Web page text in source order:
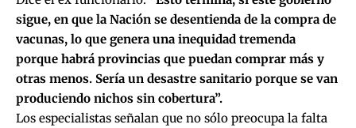
sigue, en que la Nación se desentienda de la compra de
vacunas, lo que genera una inequidad tremenda
porque habrá provincias que puedan comprar más y
otras menos. Sería un desastre sanitario porque se van
produciendo nichos sin cobertura”.
Los especialistas señalan que no sólo preocupa la falta